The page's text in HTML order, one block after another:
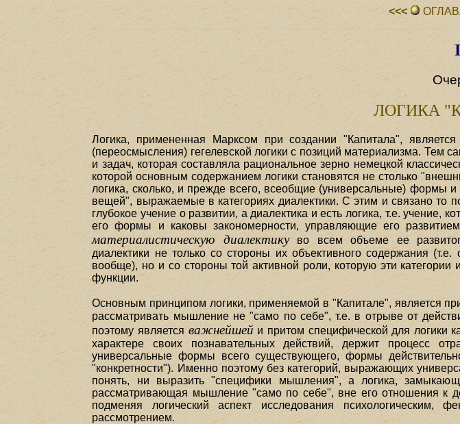
<<<
ЛОГИКА
Логика, примененная Марксом при создании "Капитала",
(переосмысления) гегелевской логики с позиций материализма. Тем
и задач, которая составляла рациональное зерно немецкой
которой основным содержанием логики становятся не столько
логика, сколько, и прежде всего, всеобщие (универсальные) формы
вещей", выражаемые в категориях диалектики. С этим и связано то
глубокое учение о развитии, а диалектика и есть логика, т.е.
его формы и каковы закономерности, управляющие его
материалистическую диалектикуво всем объеме ее развитого
диалектики не только со стороны их объективного содержания
вообще), но и со стороны той активной роли, которую эти категории
функции.
Основным принципом логики, применяемой в "Капитале", является
рассматривать мышление не "само по себе", т.е. в отрыве от
поэтому является важнейшей и притом специфической для логики
характере своих познавательных действий, держит процесс
универсальные формы всего существующего, формы
"конкретности"). Именно поэтому без категорий, выражающих
понять, ни выразить "специфики мышления", а логика,
рассматривающая мышление "само по себе", вне его отношения к
подменяя логический аспект исследования психологическим,
рассмотрением.